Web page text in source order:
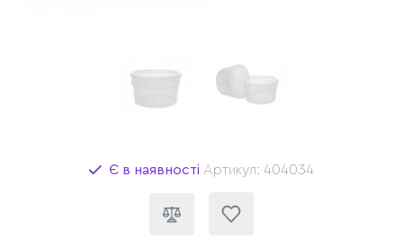
Є в наявності Артикул: 404034